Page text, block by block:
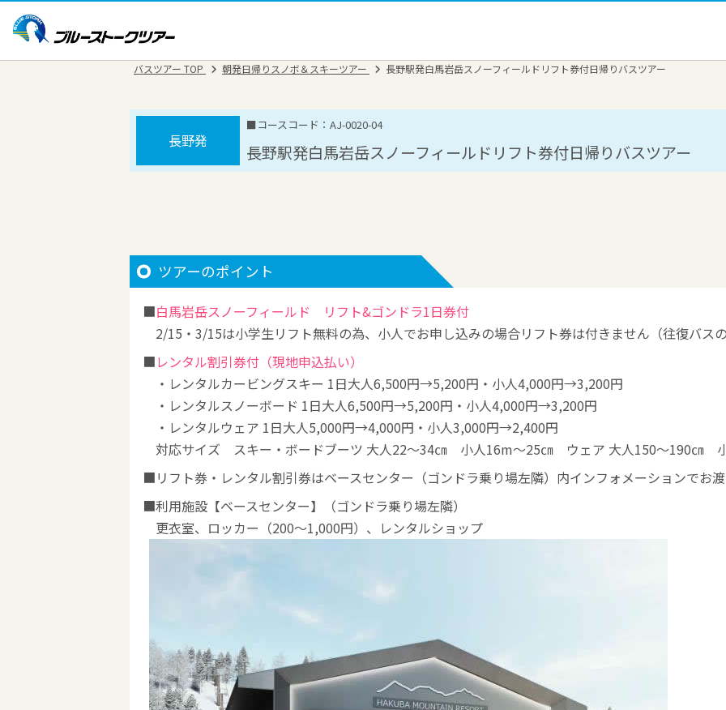
バスツアー TOP 朝発日帰りスノボ＆スキーツアー 長野駅発白馬岩岳スノーフィールドリフト券付日帰りバスツアー
長野駅発白馬岩岳スノーフィールドリフト券付日帰りバスツアー
長野発
■コースコード：AJ-0020-04
ツアーのポイント
白馬岩岳スノーフィールド リフト&ゴンドラ1日券付
2/15・3/15は小学生リフト無料の為、小人でお申し込みの場合リフト券は付きません（往復バス
レンタル割引券付（現地申込払い）
・レンタルカービングスキー 1日大人6,500円→5,200円・小人4,000円→3,200円
・レンタルスノーボード 1日大人6,500円→5,200円・小人4,000円→3,200円
・レンタルウェア 1日大人5,000円→4,000円・小人3,000円→2,400円
対応サイズ スキー・ボードブーツ 大人22～34㎝ 小人16m～25㎝ ウェア 大人150～190㎝
リフト券・レンタル割引券はベースセンター（ゴンドラ乗り場左隣）内インフォメーションでお
利用施設【ベースセンター】（ゴンドラ乗り場左隣）
更衣室、ロッカー（200～1,000円）、レンタルショップ